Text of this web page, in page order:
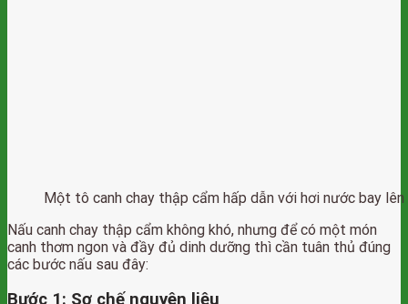
Một tô canh chay thập cẩm hấp dẫn với hơi nước bay lên
Nấu canh chay thập cẩm không khó, nhưng để có một món
canh thơm ngon và đầy đủ dinh dưỡng thì cần tuân thủ đúng
các bước nấu sau đây:
Bước 1: Sơ chế nguyên liệu